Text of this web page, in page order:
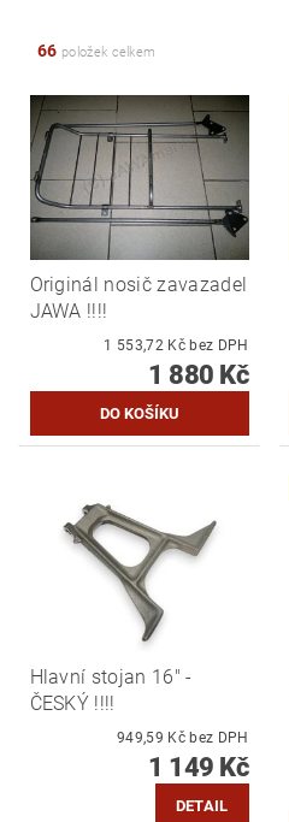
66 položek celkem
Originál nosič zavazadel
JAWA !!!!
1 553,72 Kč bez DPH
1 880 Kč
Hlavní stojan 16" -
ČESKÝ !!!!
949,59 Kč bez DPH
1 149 Kč
DETAIL